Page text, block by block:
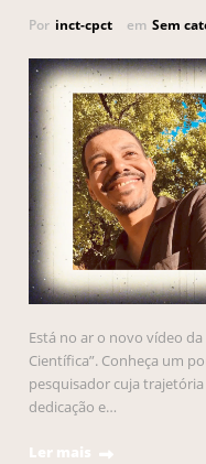
Por inct-cpct em Sem
Está no ar o novo vídeo
Científica”. Conheça um
pesquisador cuja
dedicação e…
Ler mais